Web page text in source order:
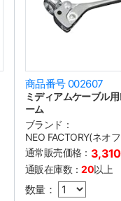
商品番号 002607
ミディアムケーブル
ーム
ブランド：
NEO FACTORY(ネオ
通常販売価格：
通販在庫数：20以上
数量：